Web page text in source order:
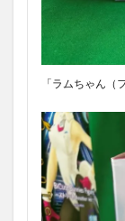
iT
ーレ
ム・フ
ラワー
ドレス
ー』
1.9
「ラムちゃん